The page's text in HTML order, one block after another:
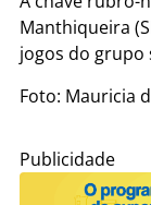
Manthiqueira
jogos do grupo
Foto: Mauricia
Publicidade